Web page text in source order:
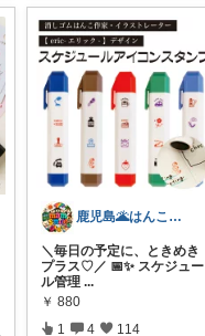
鹿児島🌋はんこやさん(自称広報🫶)
＼毎日の予定に、ときめき
プラス♡／ 📅✨ スケジュー
ル管理 ...
￥ 880
1 4 114